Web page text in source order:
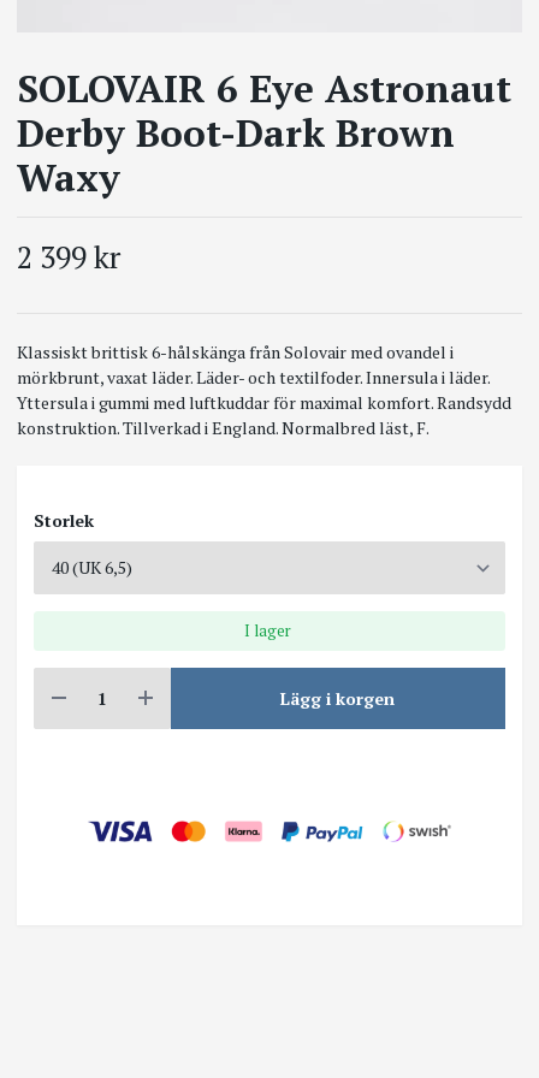
SOLOVAIR 6 Eye Astronaut
Derby Boot-Dark Brown
Waxy
2 399 kr
Klassiskt brittisk 6-hålskänga från Solovair med ovandel i
mörkbrunt, vaxat läder. Läder- och textilfoder. Innersula i läder.
Yttersula i gummi med luftkuddar för maximal komfort. Randsydd
konstruktion. Tillverkad i England. Normalbred läst, F.
Storlek
I lager
Lägg i korgen